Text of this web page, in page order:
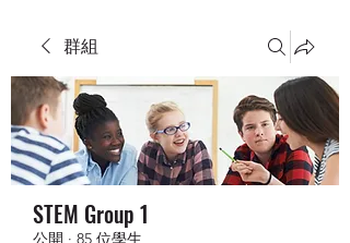
群組
STEM Group 1
公開 · 85 位學生